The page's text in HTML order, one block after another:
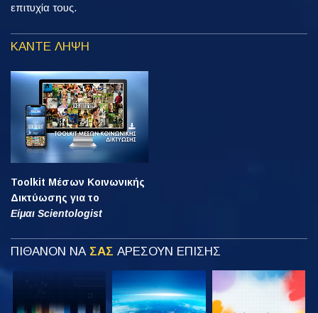
επιτυχία τους.
ΚΑΝΤΕ ΛΗΨΗ
Toolkit Μέσων Κοινωνικής
Δικτύωσης για το
Είμαι Scientologist
ΠΙΘΑΝΟΝ ΝΑ ΣΑΣ ΑΡΕΣΟΥΝ ΕΠΙΣΗΣ